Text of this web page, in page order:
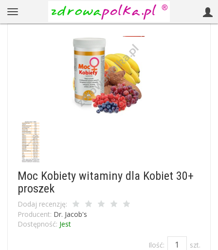
Moc Kobiety witaminy dla Kobiet 30+
proszek
Dodaj recenzję:
Producent: Dr. Jacob's
Dostępność: Jest
Ilość: szt.